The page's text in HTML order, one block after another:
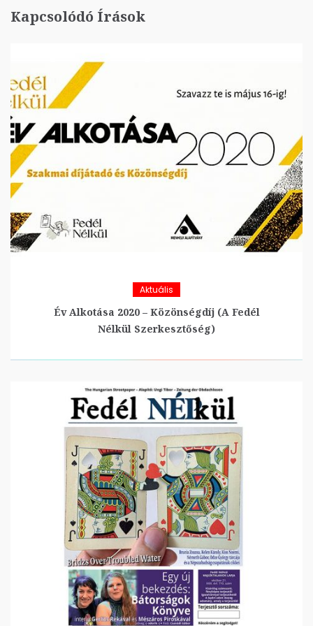
Kapcsolódó Írások
Aktuális
Év Alkotása 2020 – Közönségdíj (A Fedél
Nélkül Szerkesztőség)